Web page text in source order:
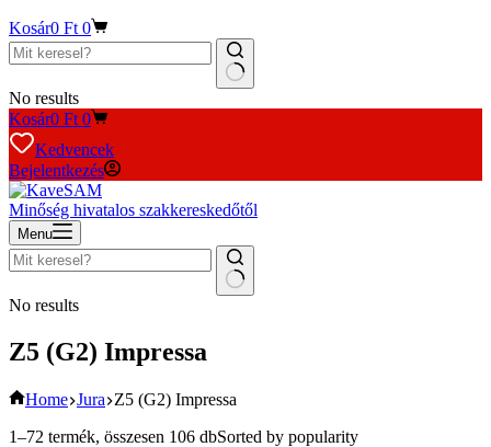
Kosár0 Ft 0
No results
Kosár0 Ft 0
Kedvencek
Bejelentkezés
Minőség hivatalos szakkereskedőtől
Menu
No results
Z5 (G2) Impressa
Home Jura Z5 (G2) Impressa
1–72 termék, összesen 106 dbSorted by popularity